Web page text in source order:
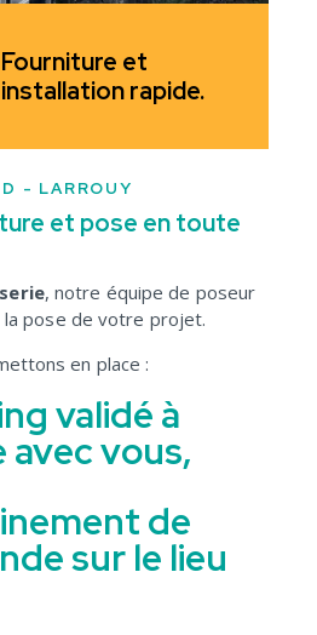
Fourniture et
installation rapide.
- LARROUY
et pose en toute
, notre équipe de poseur
pose de votre projet.
en place :
validé à
vous,
de
sur le lieu